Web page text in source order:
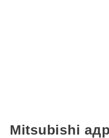
Mitsubishi